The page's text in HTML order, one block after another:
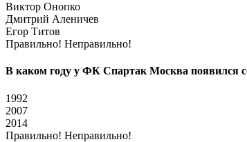
Виктор Онопко
Дмитрий Аленичев
Егор Титов
Правильно! Неправильно!
В каком году у ФК Спартак Москва появился
1992
2007
2014
Правильно! Неправильно!